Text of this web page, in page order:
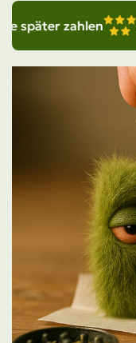
zahlen 5-